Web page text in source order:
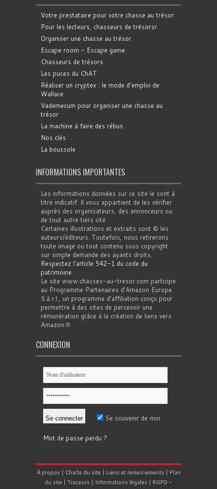
Votre prestataire pour votre chasse au trésor
Pour les lecteurs, chasseurs de trésorsr
Organiser une chasse au trésor
Escape room - Escape game
Chasseurs de trésors
Les puces du ChAT
Réaliser un cryptex : le mode d'emploi de
Wallace
Vademecum pour organiser une chasse au
trésor
La machine à faire des rébus
Nos clés
La boussole
INFORMATIONS IMPORTANTES
Les informations données sur ce site le sont à
titre indicatif. Il vous appartient de les vérifier
auprès des organisateurs, des annonceurs ou
de tout autre tiers cité.
Certaines illustrations et extraits sont © les
auteurs/éditeurs. Toutefois, nous retirerons
toute image ou tout contenu sous copyright
sur simple demande des ayants droits.
Respectez l'article 542-1 du code du
patrimoine.
Le site www.chasses-au-tresor.com participe
au Programme Partenaires d’Amazon Europe
S.à r.l., un programme d’affiliation conçu pour
permettre à des sites de percevoir une
rémunération grâce à la création de liens vers
Amazon.fr
CONNEXION
Se souvenir de moi
Mot de passe perdu ?
À propos | Charte du site | Liens et remerciements | Plan
du site | Traceurs | Informations légales | RGPD -